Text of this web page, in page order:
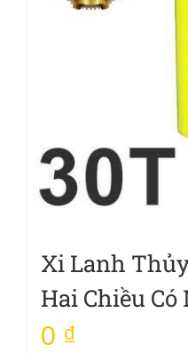
Xi Lanh
Hai Chiều
0 ₫